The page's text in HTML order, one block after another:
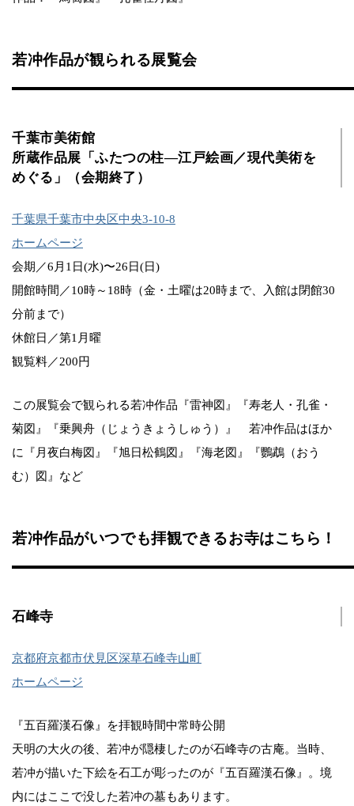
若冲作品が観られる展覧会
千葉市美術館
所蔵作品展「ふたつの柱―江戸絵画／現代美術を
めぐる」（会期終了）
千葉県千葉市中央区中央3-10-8
ホームページ
会期／6月1日(水)〜26日(日)
開館時間／10時～18時（金・土曜は20時まで、入館は閉館30
分前まで）
休館日／第1月曜
観覧料／200円
この展覧会で観られる若冲作品『雷神図』『寿老人・孔雀・
菊図』『乗興舟（じょうきょうしゅう）』 若冲作品はほか
に『月夜白梅図』『旭日松鶴図』『海老図』『鸚鵡（おう
む）図』など
若冲作品がいつでも拝観できるお寺はこちら！
石峰寺
京都府京都市伏見区深草石峰寺山町
ホームページ
『五百羅漢石像』を拝観時間中常時公開
天明の大火の後、若冲が隠棲したのが石峰寺の古庵。当時、
若冲が描いた下絵を石工が彫ったのが『五百羅漢石像』。境
内にはここで没した若冲の墓もあります。